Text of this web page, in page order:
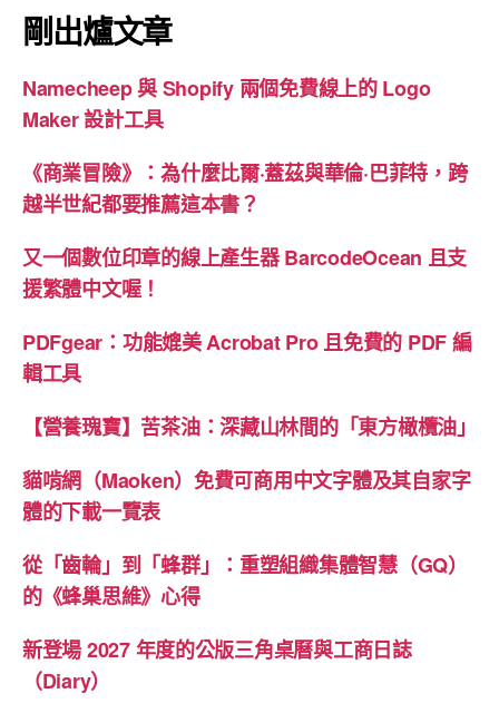
Font）”
剛出爐文章
Namecheep 與 Shopify 兩個免費線上的 Logo
Maker 設計工具
《商業冒險》：為什麼比爾·蓋茲與華倫·巴菲特，跨
越半世紀都要推薦這本書？
又一個數位印章的線上產生器 BarcodeOcean 且支
援繁體中文喔！
PDFgear：功能媲美 Acrobat Pro 且免費的 PDF 編
輯工具
【營養瑰寶】苦茶油：深藏山林間的「東方橄欖油」
貓啃網（Maoken）免費可商用中文字體及其自家字
體的下載一覽表
從「齒輪」到「蜂群」：重塑組織集體智慧（GQ）
的《蜂巢思維》心得
新登場 2027 年度的公版三角桌曆與工商日誌
（Diary）